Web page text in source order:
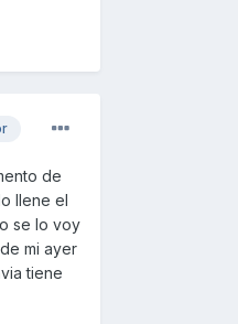
de
llene el
se lo voy
mi ayer
tiene